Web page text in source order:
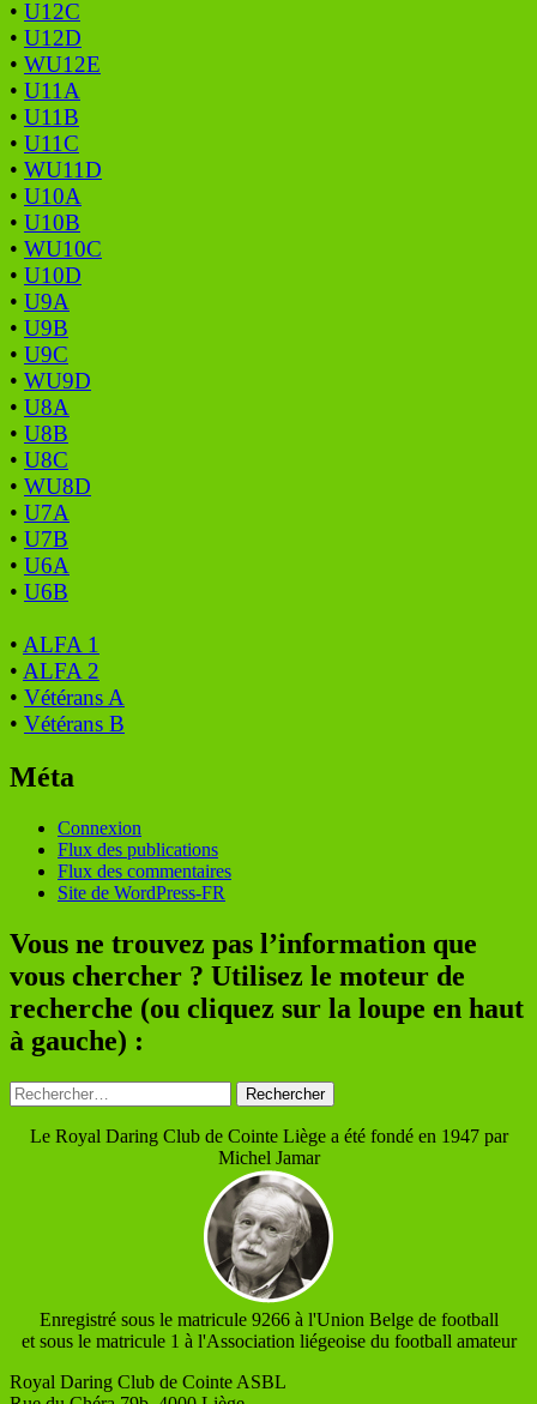
• U12C
• U12D
• WU12E
• U11A
• U11B
• U11C
• WU11D
• U10A
• U10B
• WU10C
• U10D
• U9A
• U9B
• U9C
• WU9D
• U8A
• U8B
• U8C
• WU8D
• U7A
• U7B
• U6A
• U6B
• ALFA 1
• ALFA 2
• Vétérans A
• Vétérans B
Méta
Connexion
Flux des publications
Flux des commentaires
Site de WordPress-FR
Vous ne trouvez pas l’information que
vous chercher ? Utilisez le moteur de
recherche (ou cliquez sur la loupe en haut
à gauche) :
Rechercher :
Le Royal Daring Club de Cointe Liège a été fondé en 1947 par
Michel Jamar
Enregistré sous le matricule 9266 à l'Union Belge de football
et sous le matricule 1 à l'Association liégeoise du football amateur
Royal Daring Club de Cointe ASBL